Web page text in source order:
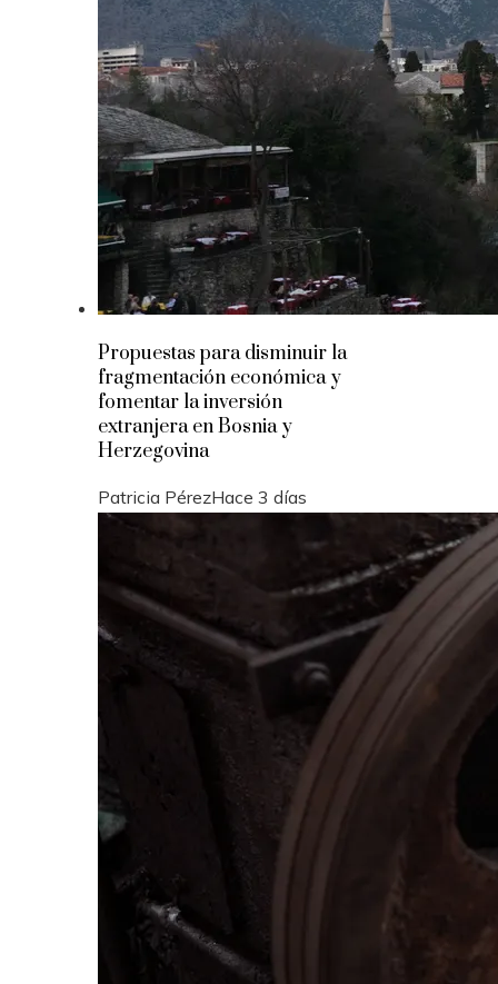
Propuestas para disminuir la
fragmentación económica y
fomentar la inversión
extranjera en Bosnia y
Herzegovina
Patricia PérezHace 3 días